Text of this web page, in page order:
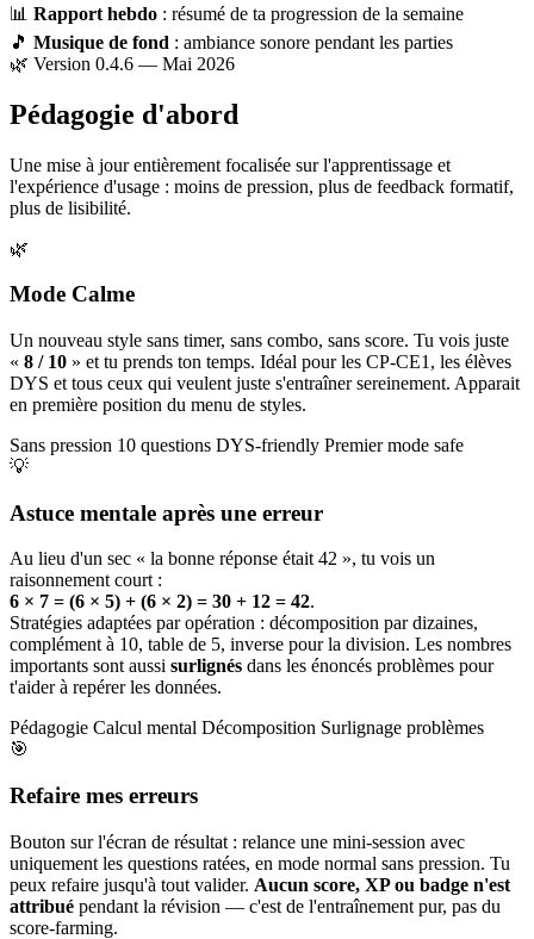
📊 Rapport hebdo : résumé de ta progression de la semaine
🎵 Musique de fond : ambiance sonore pendant les parties
🌿 Version 0.4.6 — Mai 2026
Pédagogie d'abord
Une mise à jour entièrement focalisée sur l'apprentissage et
l'expérience d'usage : moins de pression, plus de feedback formatif,
plus de lisibilité.
🌿
Mode Calme
Un nouveau style sans timer, sans combo, sans score. Tu vois juste
« 8 / 10 » et tu prends ton temps. Idéal pour les CP-CE1, les élèves
DYS et tous ceux qui veulent juste s'entraîner sereinement. Apparait
en première position du menu de styles.
Sans pression 10 questions DYS-friendly Premier mode safe
💡
Astuce mentale après une erreur
Au lieu d'un sec « la bonne réponse était 42 », tu vois un
raisonnement court :
6 × 7 = (6 × 5) + (6 × 2) = 30 + 12 = 42.
Stratégies adaptées par opération : décomposition par dizaines,
complément à 10, table de 5, inverse pour la division. Les nombres
importants sont aussi surlignés dans les énoncés problèmes pour
t'aider à repérer les données.
Pédagogie Calcul mental Décomposition Surlignage problèmes
🎯
Refaire mes erreurs
Bouton sur l'écran de résultat : relance une mini-session avec
uniquement les questions ratées, en mode normal sans pression. Tu
peux refaire jusqu'à tout valider. Aucun score, XP ou badge n'est
attribué pendant la révision — c'est de l'entraînement pur, pas du
score-farming.